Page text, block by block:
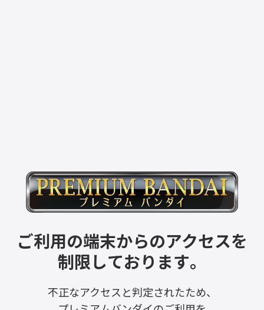
ご利用の端末からのアクセスを
制限しております。
不正なアクセスと判定されたため、